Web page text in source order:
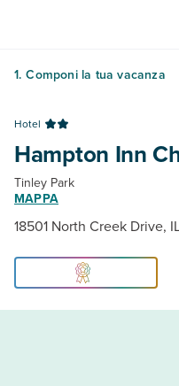
1. Componi la tua vacanza
Hotel
Hampton Inn
Tinley Park
MAPPA
18501 North Creek Drive,